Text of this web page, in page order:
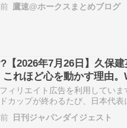
鷹速@ホークスまとめブログ
【2026年7月26日】久保
これほど心を動かす理由
る笑顔
フィリエイト広告を利用してい
カップが終わるたび、日本代
大会を振り返る時間。もう一つ
である。25日夜、久保建英が
日刊ジャパンダイジェスト